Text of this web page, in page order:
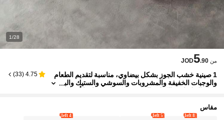
1/28
من JOD5.90
1 صينية خشب الجوز بشكل بيضاوي، مناسبة لتقديم الطعام
والوجبات الخفيفة والمشروبات والسوشي والستيك والب
تقديم
4.75
(
33
)
مقاس
8 left
5 left
4 left